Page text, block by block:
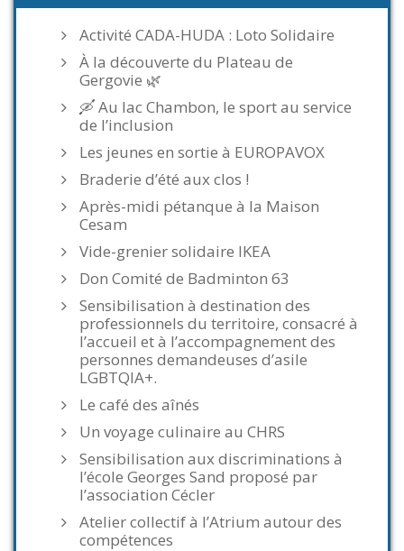
Activité CADA-HUDA : Loto Solidaire
À la découverte du Plateau de
Gergovie 🌿
🛶 Au lac Chambon, le sport au service
de l’inclusion
Les jeunes en sortie à EUROPAVOX
Braderie d’été aux clos !
Après-midi pétanque à la Maison
Cesam
Vide-grenier solidaire IKEA
Don Comité de Badminton 63
Sensibilisation à destination des
professionnels du territoire, consacré à
l’accueil et à l’accompagnement des
personnes demandeuses d’asile
LGBTQIA+.
Le café des aînés
Un voyage culinaire au CHRS
Sensibilisation aux discriminations à
l’école Georges Sand proposé par
l’association Cécler
Atelier collectif à l’Atrium autour des
compétences